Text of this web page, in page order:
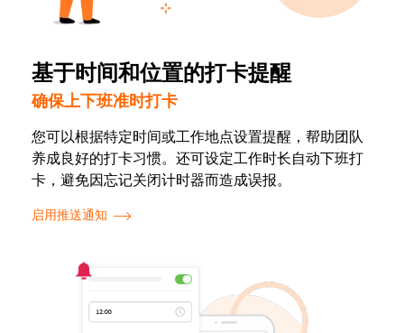
基于时间和位置的打卡提醒
确保上下班准时打卡
您可以根据特定时间或工作地点设置提醒，帮助团队
养成良好的打卡习惯。还可设定工作时长自动下班打
卡，避免因忘记关闭计时器而造成误报。
启用推送通知